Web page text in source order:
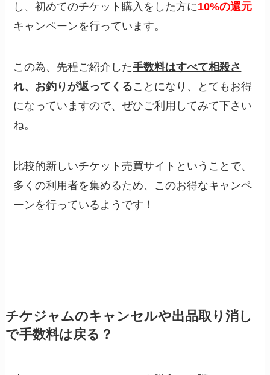
し、初めてのチケット購入をした方に10%の還元
キャンペーンを行っています。
この為、先程ご紹介した手数料はすべて相殺さ
れ、お釣りが返ってく ることになり、とてもお得
になっていますので、ぜひご利用してみて下さい
ね。
比較的新しいチケット売買サイトということで、
多くの利用者を集めるため、このお得なキャンペ
ーンを行っているようです！
チケジャムのキャンセルや出品取り消し
で手数料は戻る？